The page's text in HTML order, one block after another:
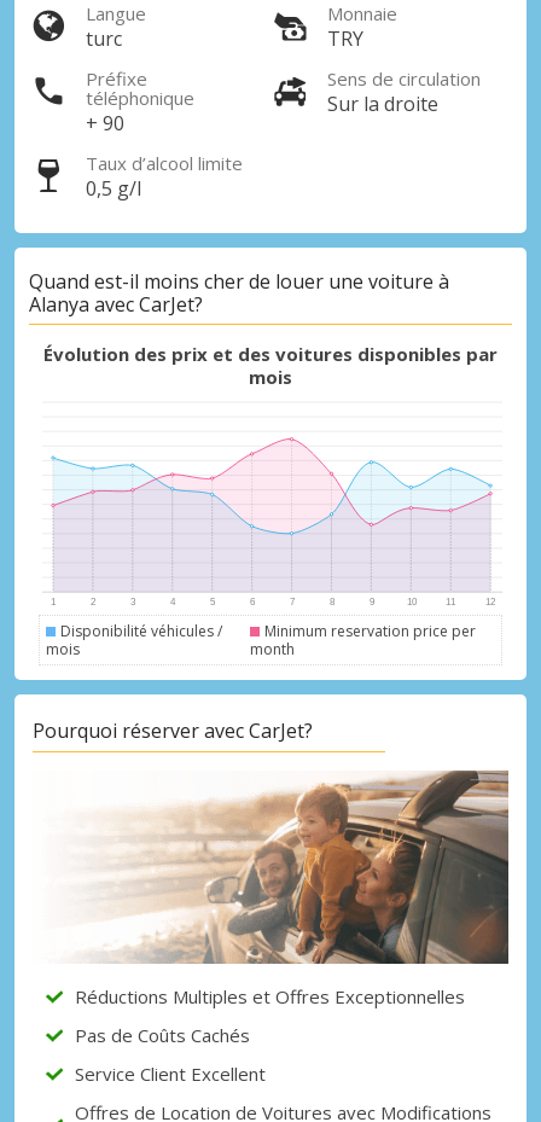
Promotions spéciales
Accédez à toutes vos réservations en un
seul endroit
Langue
turc
Monnaie
TRY
Préfixe
téléphonique
+ 90
Sens de circulation
Sur la droite
Taux d’alcool limite
0,5 g/l
Quand est-il moins cher de louer une voiture à
Alanya avec CarJet?
Évolution des prix et des voitures disponibles par
mois
Disponibilité véhicules /
mois
Minimum reservation price per
month
Pourquoi réserver avec CarJet?
Réductions Multiples et Offres Exceptionnelles
Pas de Coûts Cachés
Service Client Excellent
Offres de Location de Voitures avec Modifications